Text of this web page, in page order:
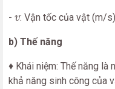
- v
v: Vận tốc của vật (m/s)
b) Thế năng
♦ Khái niệm: Thế năng
khả năng sinh công của